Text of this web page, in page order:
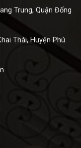
Trung, Quận Đống
Thái, Huyện Phú